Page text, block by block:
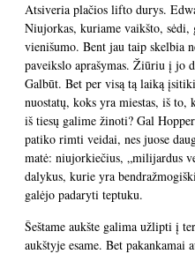
Atsiveria plačios lifto durys.
Niujorkas, kuriame vaikšto, sėdi,
vienišumo. Bent jau taip skelbia
paveikslo aprašymas. Žiūriu į jo
Galbūt. Bet per visą tą laiką
nuostatų, koks yra miestas, iš
iš tiesų galime žinoti? Gal
patiko rimti veidai, nes juose
matė: niujorkiečius, „milijardus
dalykus, kurie yra
galėjo padaryti teptuku.
Šeštame aukšte galima užlipti į
aukštyje esame. Bet